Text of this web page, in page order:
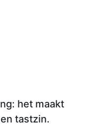
het maakt
tastzin.